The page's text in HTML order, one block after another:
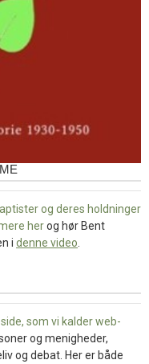
og deres holdninger
herog hør Bent
i denne video
som vi kalder web-
og menigheder,
og debat. Her er både